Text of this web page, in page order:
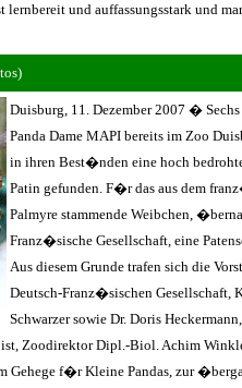
und auffassungsstark und
Duisburg, 11. Dezember 2007 �
Panda Dame MAPI bereits im Zoo
in ihren Best�nden eine hoch
Patin gefunden. F�r das aus dem
Palmyre stammende Weibchen,
Franz�sische Gesellschaft, eine
Aus diesem Grunde trafen sich die
Deutsch-Franz�sischen Gesellschaft,
Schwarzer sowie Dr. Doris
Zoodirektor Dipl.-Biol. Achim
Gehege f�r Kleine Pandas, zur